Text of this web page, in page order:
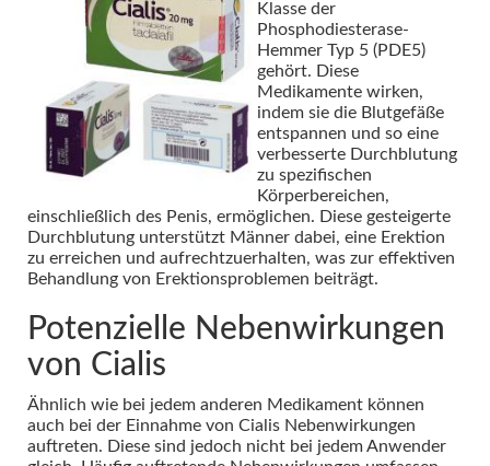
Klasse der
Phosphodiesterase-
Hemmer Typ 5 (PDE5)
gehört. Diese
Medikamente wirken,
indem sie die Blutgefäße
entspannen und so eine
verbesserte Durchblutung
zu spezifischen
Körperbereichen,
einschließlich des Penis, ermöglichen. Diese gesteigerte
Durchblutung unterstützt Männer dabei, eine Erektion
zu erreichen und aufrechtzuerhalten, was zur effektiven
Behandlung von Erektionsproblemen beiträgt.
Potenzielle Nebenwirkungen
von Cialis
Ähnlich wie bei jedem anderen Medikament können
auch bei der Einnahme von Cialis Nebenwirkungen
auftreten. Diese sind jedoch nicht bei jedem Anwender